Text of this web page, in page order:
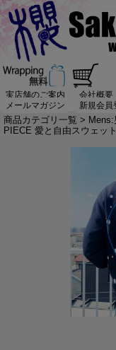
実店舗のご案内 会社概要
メールマガジン
新規会員
商品カテゴリ一覧 > Mens:
PIECE 愛と自由スウェッ